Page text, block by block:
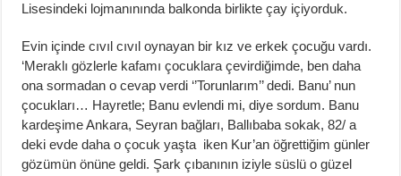
Lisesindeki lojmanınında balkonda birlikte çay içiyorduk.
Evin içinde cıvıl cıvıl oynayan bir kız ve erkek çocuğu vardı.
‘Meraklı gözlerle kafamı çocuklara çevirdiğimde, ben daha
ona sormadan o cevap verdi ‘’Torunlarım’’ dedi. Banu’ nun
çocukları… Hayretle; Banu evlendi mi, diye sordum. Banu
kardeşime Ankara, Seyran bağları, Ballıbaba sokak, 82/ a
deki evde daha o çocuk yaşta iken Kur’an öğrettiğim günler
gözümün önüne geldi. Şark çıbanının iziyle süslü o güzel